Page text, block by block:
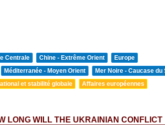
Centrale Chine - Extrême Orient
Europe
Méditerranée - Moyen Orient
Mer Noire - Caucase du
et stabilité globale
Affaires européennes
LONG WILL THE UKRAINIAN